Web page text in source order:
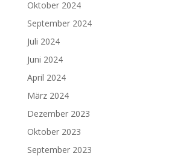
Oktober 2024
September 2024
Juli 2024
Juni 2024
April 2024
März 2024
Dezember 2023
Oktober 2023
September 2023